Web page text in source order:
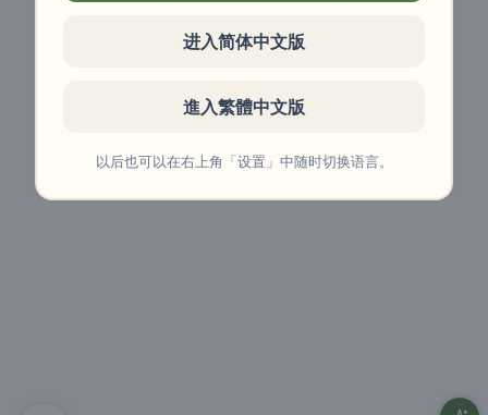
进入简体中文版
進入繁體中文版
以后也可以在右上角「设置」中随时切换语言。